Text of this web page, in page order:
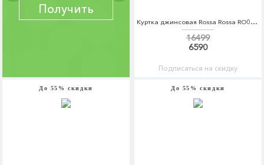
Получить
Куртка джинсовая Rossa Rossa RO045EWDAZW1
16499
6590
Подписаться на скидку
До 55% скидки До 55% скидки